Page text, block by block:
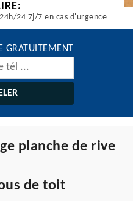
24 7j/7 en cas d'urgence
GRATUITEMENT
planche de rive
de toit